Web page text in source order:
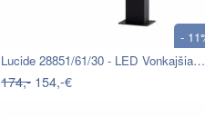
-
Lucide 28851/61/30 - LED Vonkajšia…
174,- 154,-€